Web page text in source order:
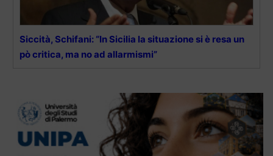
Siccità, Schifani: “In Sicilia la situazione si è resa un
pò critica, ma no ad allarmismi”